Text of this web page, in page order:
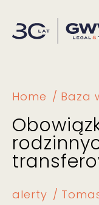
Home Baza
alerty